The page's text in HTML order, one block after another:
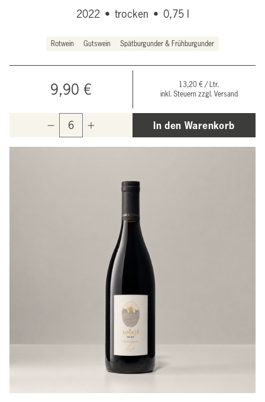
2022 • trocken • 0,75 l
Rotwein Gutswein Spätburgunder & Frühburgunder
9,90 €
13,20 € / Ltr.
inkl. Steuern zzgl. Versand
In den Warenkorb